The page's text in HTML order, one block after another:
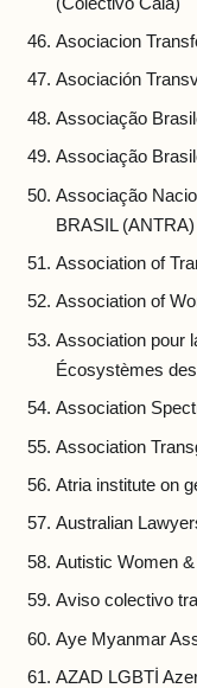
Asociacion
Asociación
Associação
Associação
Associação
BRASIL (ANTRA)
Association of
Association of
Association pour
Écosystèmes
Association
Association
Atria institute on
Australian
Autistic Women
Aviso colectivo
Aye Myanmar
AZAD LGBTİ